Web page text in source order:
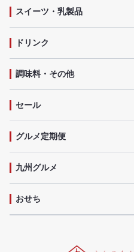
スイーツ・乳製品
ドリンク
調味料・その他
セール
グルメ定期便
九州グルメ
おせち